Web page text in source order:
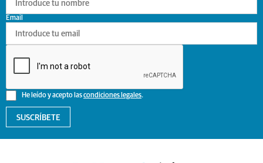
He leído y acepto lascondiciones legales.
Email
SUSCRÍBETE